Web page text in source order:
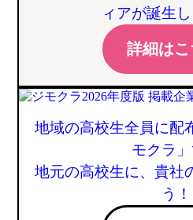
ィアが誕生し
詳細はこ
地域の高校生全員に配
モクラ」
地元の高校生に、貴社
う！